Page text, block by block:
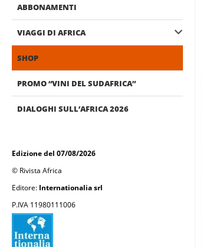
ABBONAMENTI
VIAGGI DI AFRICA
SHOP
PROMO “VINI DEL SUDAFRICA”
DIALOGHI SULL’AFRICA 2026
Edizione del 07/08/2026
© Rivista Africa
Editore: Internationalia srl
P.IVA 11980111006